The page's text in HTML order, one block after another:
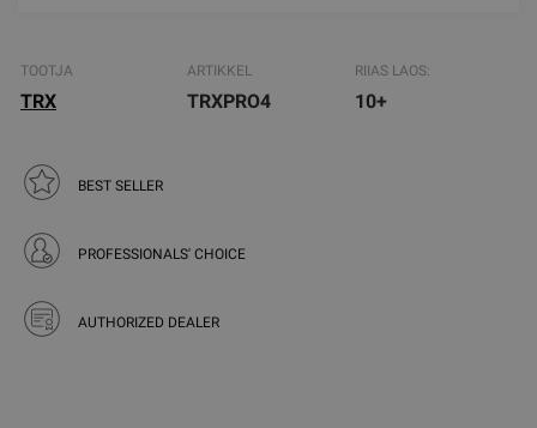
TOOTJA
TRX
ARTIKKEL
TRXPRO4
RIIAS LAOS:
10+
BEST SELLER
PROFESSIONALS' CHOICE
AUTHORIZED DEALER